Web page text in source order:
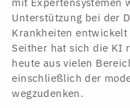
Unterstützung bei der
Krankheiten
Seither hat sich die KI
heute aus vielen
einschließlich der
wegzudenken.